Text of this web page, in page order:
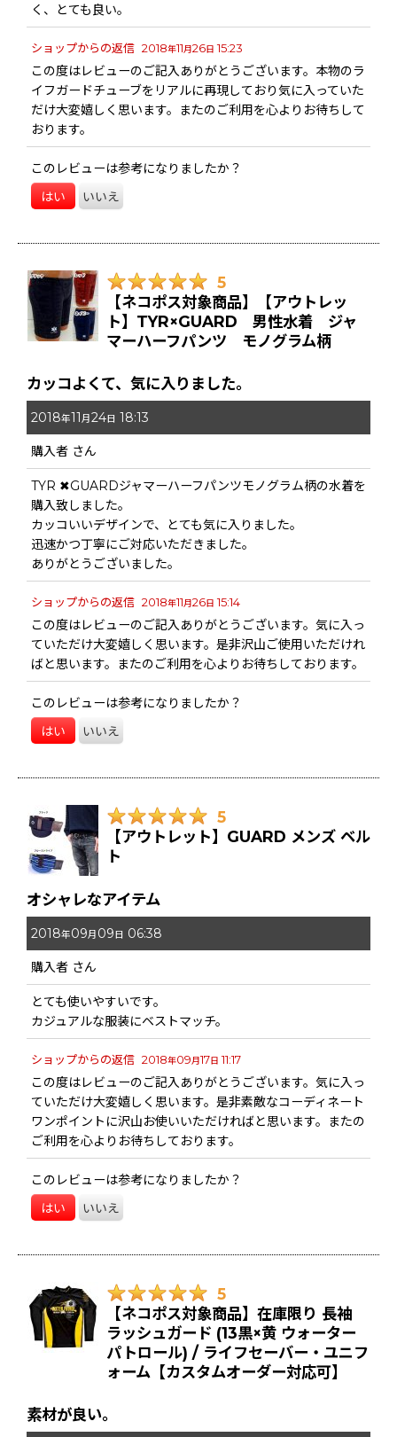
並び順:
く、とても良い。
ショップからの返信 2018年11月26日 15:23
この度はレビューのご記入ありがとうございます。本物のラ
イフガードチューブをリアルに再現しており気に入っていた
だけ大変嬉しく思います。またのご利用を心よりお待ちして
おります。
このレビューは参考になりましたか？
はい いいえ
5
【ネコポス対象商品】【アウトレッ
ト】TYR×GUARD 男性水着 ジャ
マーハーフパンツ モノグラム柄
カッコよくて、気に入りました。
2018年11月 24 日 18:13
購入者 さん
TYR ✖︎GUARDジャマーハーフパンツモノグラム柄の水着を
購入致しました。
カッコいいデザインで、とても気に入りました。
迅速かつ丁寧にご対応いただきました。
ありがとうございました。
ショップからの返信 2018年11月26日 15:14
この度はレビューのご記入ありがとうございます。気に入っ
ていただけ大変嬉しく思います。是非沢山ご使用いただけれ
ばと思います。またのご利用を心よりお待ちしております。
このレビューは参考になりましたか？
はい いいえ
5
【アウトレット】GUARD メンズ ベル
ト
オシャレなアイテム
2018年09月 09 日 06:38
購入者 さん
とても使いやすいです。
カジュアルな服装にベストマッチ。
ショップからの返信 2018年09月17日 11:17
この度はレビューのご記入ありがとうございます。気に入っ
ていただけ大変嬉しく思います。是非素敵なコーディネート
ワンポイントに沢山お使いいただければと思います。またの
ご利用を心よりお待ちしております。
このレビューは参考になりましたか？
はい いいえ
5
【ネコポス対象商品】在庫限り 長袖
ラッシュガード (13黒×黄 ウォーター
パトロール) / ライフセーバー・ユニフ
ォーム【カスタムオーダー対応可】
素材が良い。